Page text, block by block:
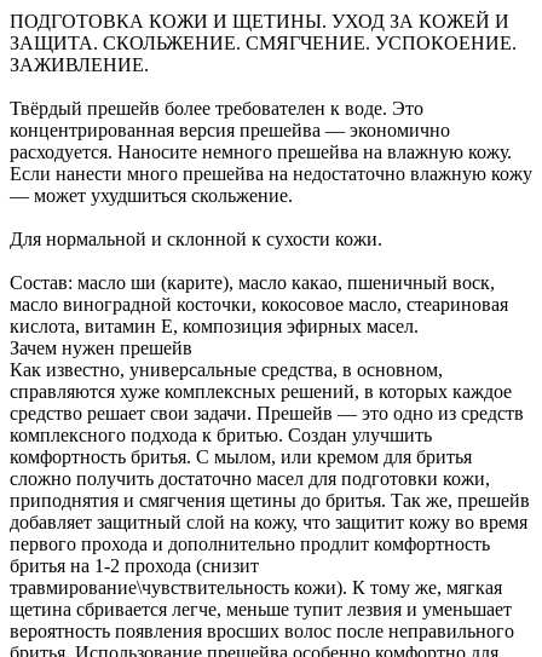
ПОДГОТОВКА КОЖИ И ЩЕТИНЫ. УХОД ЗА КОЖЕЙ И
ЗАЩИТА. СКОЛЬЖЕНИЕ. СМЯГЧЕНИЕ. УСПОКОЕНИЕ.
ЗАЖИВЛЕНИЕ.
Твёрдый прешейв более требователен к воде. Это
концентрированная версия прешейва — экономично
расходуется. Наносите немного прешейва на влажную кожу.
Если нанести много прешейва на недостаточно влажную кожу
— может ухудшиться скольжение.
Для нормальной и склонной к сухости кожи.
Состав: масло ши (карите), масло какао, пшеничный воск,
масло виноградной косточки, кокосовое масло, стеариновая
кислота, витамин Е, композиция эфирных масел.
Зачем нужен прешейв
Как известно, универсальные средства, в основном,
справляются хуже комплексных решений, в которых каждое
средство решает свои задачи. Прешейв — это одно из средств
комплексного подхода к бритью. Создан улучшить
комфортность бритья. С мылом, или кремом для бритья
сложно получить достаточно масел для подготовки кожи,
приподнятия и смягчения щетины до бритья. Так же, прешейв
добавляет защитный слой на кожу, что защитит кожу во время
первого прохода и дополнительно продлит комфортность
бритья на 1-2 прохода (снизит
травмирование\чувствительность кожи). К тому же, мягкая
щетина сбривается легче, меньше тупит лезвия и уменьшает
вероятность появления вросших волос после неправильного
бритья. Использование прешейва особенно комфортно для